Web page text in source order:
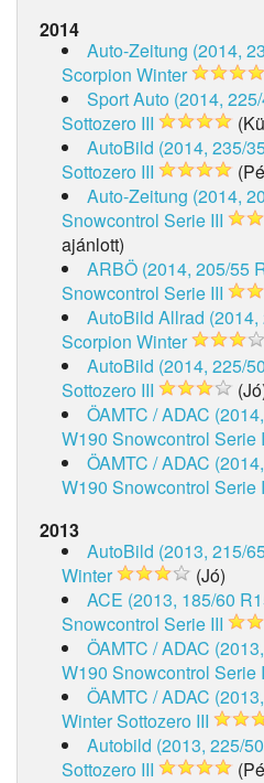
2014
Auto-Zeitung (2014,
Scorpion Winter
Sport Auto (2014,
Sottozero III
AutoBild (2014, 235/
Sottozero III
Auto-Zeitung (2014,
Snowcontrol Serie III
ajánlott)
ARBÖ (2014, 205/55
Snowcontrol Serie III
AutoBild Allrad (2014,
Scorpion Winter
AutoBild (2014, 225/
Sottozero III
ÖAMTC / ADAC
W190 Snowcontrol Serie
ÖAMTC / ADAC
W190 Snowcontrol Serie
2013
AutoBild (2013, 215/
Winter
(Jó)
ACE (2013, 185/60
Snowcontrol Serie III
ÖAMTC / ADAC
W190 Snowcontrol Serie
ÖAMTC / ADAC
Winter Sottozero III
Autobild (2013, 225/
Sottozero III